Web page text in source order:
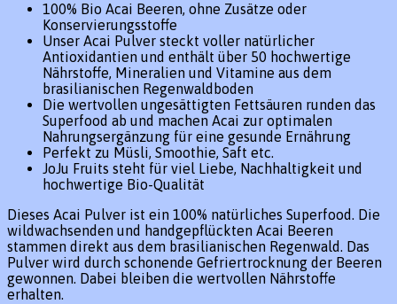
100% Bio Acai Beeren, ohne Zusätze oder
Konservierungsstoffe
Unser Acai Pulver steckt voller natürlicher
Antioxidantien und enthält über 50 hochwertige
Nährstoffe, Mineralien und Vitamine aus dem
brasilianischen Regenwaldboden
Die wertvollen ungesättigten Fettsäuren runden das
Superfood ab und machen Acai zur optimalen
Nahrungsergänzung für eine gesunde Ernährung
Perfekt zu Müsli, Smoothie, Saft etc.
JoJu Fruits steht für viel Liebe, Nachhaltigkeit und
hochwertige Bio-Qualität
Dieses Acai Pulver ist ein 100% natürliches Superfood. Die
wildwachsenden und handgepflückten Acai Beeren
stammen direkt aus dem brasilianischen Regenwald. Das
Pulver wird durch schonende Gefriertrocknung der Beeren
gewonnen. Dabei bleiben die wertvollen Nährstoffe
erhalten.